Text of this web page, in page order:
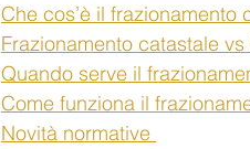
Che cos’è il frazionamento
Frazionamento catastale
Quando serve il
Come funziona il
Novità normative